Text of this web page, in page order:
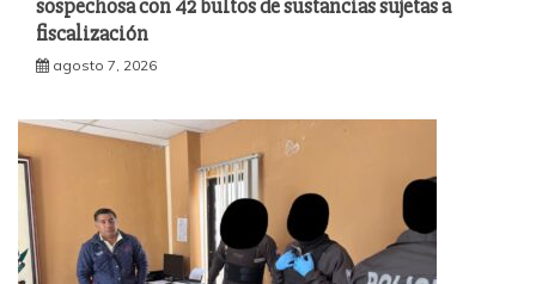
sospechosa con 42 bultos de sustancias sujetas a
fiscalización
agosto 7, 2026